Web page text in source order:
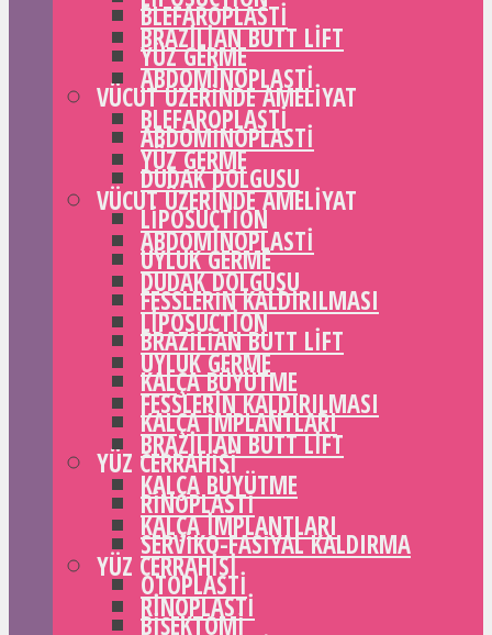
BLEFAROPLASTI
YÜZ GERME
VÜCUT ÜZERINDE AMELIYAT
ABDOMINOPLASTI
DUDAK DOLGUSU
LIPOSUCTION
UYLUK GERME
FESSLERIN KALDIRILMASI
BRAZILIAN BUTT LIFT
KALÇA BÜYÜTME
KALÇA IMPLANTLARI
YÜZ CERRAHISI
RINOPLASTI
SERVIKO-FASIYAL KALDIRMA
OTOPLASTI
BIŞEKTOMI
BRAZILIAN BUTT LIFT
ABDOMINOPLASTI
BLEFAROPLASTI
YÜZ GERME
VÜCUT ÜZERINDE AMELIYAT
ABDOMINOPLASTI
DUDAK DOLGUSU
LIPOSUCTION
UYLUK GERME
FESSLERIN KALDIRILMASI
BRAZILIAN BUTT LIFT
KALÇA BÜYÜTME
KALÇA IMPLANTLARI
YÜZ CERRAHISI
RINOPLASTI